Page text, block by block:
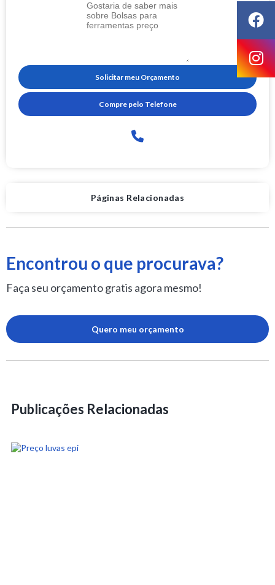
Solicitar meu Orçamento
Compre pelo Telefone
Páginas Relacionadas
Encontrou o que procurava?
Faça seu orçamento gratis agora mesmo!
Quero meu orçamento
Publicações Relacionadas